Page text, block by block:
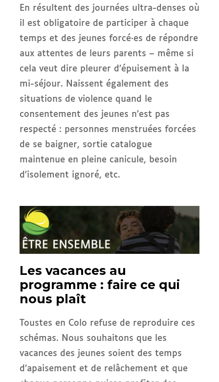
En résultent des journées ultra-denses où
il est obligatoire de participer à chaque
temps et des jeunes forcé·es de répondre
aux attentes de leurs parents – même si
cela veut dire pleurer d’épuisement à la
mi-séjour. Naissent également des
situations de violence quand le
consentement des jeunes n’est pas
respecté : personnes menstruées forcées
de se baigner, sortie catalogue
maintenue en pleine canicule, besoin
d’isolement ignoré, etc.
Les vacances au
programme : faire ce qui
nous plaît
Toustes en Colo refuse de reproduire ces
schémas. Nous souhaitons que les
vacances des jeunes soient des temps
d’apaisement et de relâchement et que